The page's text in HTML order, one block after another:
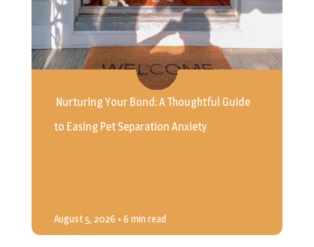
Nurturing Your Bond: A Thoughtful Guide
to Easing Pet Separation Anxiety
August 5, 2026 • 6 min read